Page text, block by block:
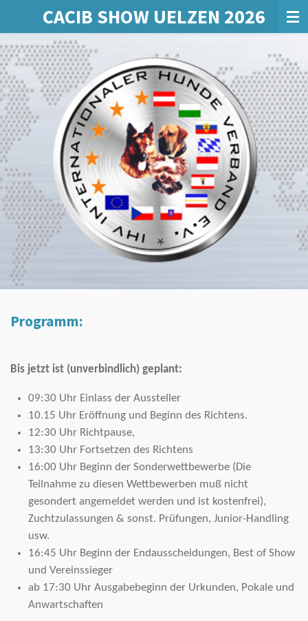
Hauptinhalt
springen
CACIB SHOW UELZEN 2026
Programm:
Bis jetzt ist (unverbindlich) geplant:
09:30 Uhr Einlass der Aussteller
10.15 Uhr Eröffnung und Beginn des Richtens.
12:30 Uhr Richtpause,
13:30 Uhr Fortsetzen des Richtens
16:00 Uhr Beginn der Sonderwettbewerbe (Die
Teilnahme zu diesen Wettbewerben muß nicht
gesondert angemeldet werden und ist kostenfrei),
Zuchtzulassungen & sonst. Prüfungen, Junior-Handling
usw.
16:45 Uhr Beginn der Endausscheidungen, Best of Show
und Vereinssieger
ab 17:30 Uhr Ausgabebeginn der Urkunden, Pokale und
Anwartschaften